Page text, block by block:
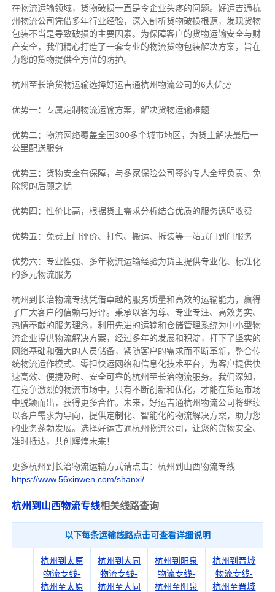
在物流运输领域，货物破损一直是令企业头疼的问题。好运吉通杭
州物流公司凭借多年行业经验，深入剖析货物破损根源，发现货物
包装不当是导致破损的主要因素。为保障客户的货物运输安全与财
产安全，我们精心打造了一套专业的物流货物包装解决方案，旨在
为您的货物提供全方位的防护。
杭州至长治货物运输选择好运吉通杭州物流公司的6大优势
优势一：专属定制物流运输方案，解决货物运输难题
优势二：物流网络覆盖全国300多个城市地区，为货主解决最后一
公里配送服务
优势三：货物安全有保障，与多家保险公司签约专人全程负责、免
除您的后顾之忧
优势四：性价比高，根据货主需求分析结合优质的服务透明收费
优势五：免费上门评价、打包、搬运、拆装等一站式门到门服务
优势六：专业性强、多年物流运输经验为货主提供专业化、标准化
的多元物流服务
杭州到长治物流专线凭借卓越的服务质量和高效的运输能力，赢得
了广大客户的信赖与好评。 秉承以客为尊、专业专注、高效务实、
热情奉献的服务理念，利用先进的运输和仓储管理系统为中小型物
流企业提供物流解决方案，经过多年的发展和积淀，打下了坚实的
网络基础和强大的人员储备，紧随客户的需求而不断革新，整合传
统物流运作模式、零担快运网络和信息化技术平台，为客户提供快
速高效、便捷及时、安全可靠的杭州至长治物流服务。 我们深知，
在竞争激烈的物流市场中，只有不断创新和优化，才能在货运市场
中脱颖而出，获得更多合作。 未来，好运吉通杭州物流公司将继续
以客户需求为导向，提供定制化、智能化的物流解决方案，助力您
的业务蓬勃发展。选择好运吉通杭州物流公司，让您的货物安全、
准时抵达，共创辉煌未来！
更多杭州到长治物流运输方式请点击：杭州到山西物流专线
https://www.56xinwen.com/shanxi/
杭州到山西物流专线相关线路查询
以下每条运输线路点击可查看详细说明
杭州到太原
物流专线-
杭州至太原
杭州到大同
物流专线-
杭州至大同
杭州到阳泉
物流专线-
杭州至阳泉
杭州到晋城
物流专线-
杭州至晋城